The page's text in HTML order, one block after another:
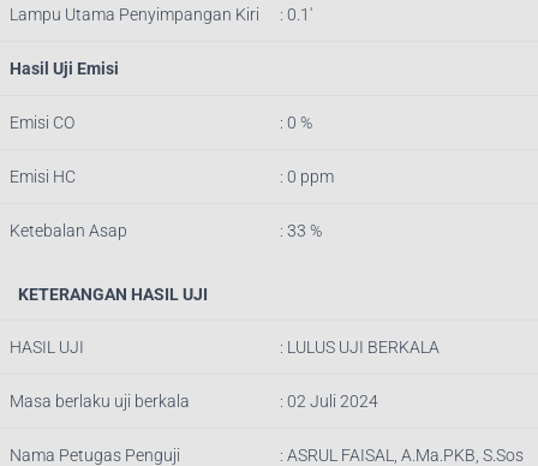
Lampu Utama Penyimpangan Kiri : 0.1′
Hasil Uji Emisi
Emisi CO : 0 %
Emisi HC : 0 ppm
Ketebalan Asap : 33 %
KETERANGAN HASIL UJI
HASIL UJI : LULUS UJI BERKALA
Masa berlaku uji berkala : 02 Juli 2024
Nama Petugas Penguji : ASRUL FAISAL, A.Ma.PKB, S.Sos